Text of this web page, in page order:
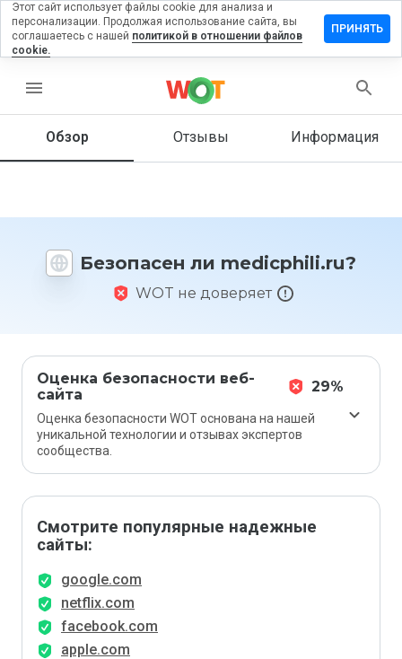
menu
Обзор Отзывы Информация
Безопасен ли medicphili.ru?
WOT не доверяет
Оценка безопасности веб-
сайта
29%
Оценка безопасности WOT основана на нашей
уникальной технологии и отзывах экспертов
сообщества.
Смотрите популярные надежные
сайты:
google.com
netflix.com
facebook.com
apple.com
на
Как бы
этот
1 до 5?
Этот сайт использует файлы cookie для анализа и
персонализации. Продолжая использование сайта, вы
соглашаетесь с нашей политикой в отношении файлов
cookie.
ПРИНЯТЬ